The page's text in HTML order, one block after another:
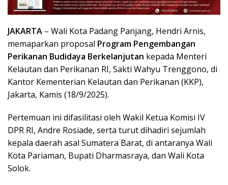
JAKARTA – Wali Kota Padang Panjang, Hendri Arnis,
memaparkan proposal Program Pengembangan
Perikanan Budidaya Berkelanjutan kepada Menteri
Kelautan dan Perikanan RI, Sakti Wahyu Trenggono, di
Kantor Kementerian Kelautan dan Perikanan (KKP),
Jakarta, Kamis (18/9/2025).
Pertemuan ini difasilitasi oleh Wakil Ketua Komisi IV
DPR RI, Andre Rosiade, serta turut dihadiri sejumlah
kepala daerah asal Sumatera Barat, di antaranya Wali
Kota Pariaman, Bupati Dharmasraya, dan Wali Kota
Solok.